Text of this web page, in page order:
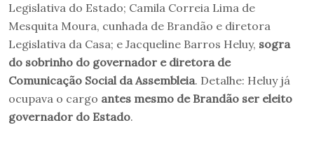
Legislativa do Estado; Camila Correia Lima de
Mesquita Moura, cunhada de Brandão e diretora
Legislativa da Casa; e Jacqueline Barros Heluy, sogra
do sobrinho do governador e diretora de
Comunicação Social da Assembleia. Detalhe: Heluy já
ocupava o cargo antes mesmo de Brandão ser eleito
governador do Estado.